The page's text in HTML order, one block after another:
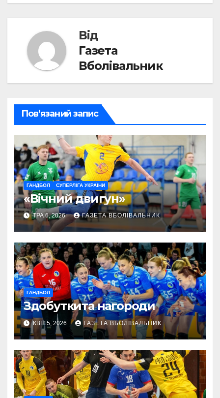
Від
Газета
Вболівальник
Пов’язаний запис
ГАНДБОЛ СУПЕРЛІГА УКРАЇНИ
«Вічний двигун»
ТРА 6, 2026 ГАЗЕТА ВБОЛІВАЛЬНИК
ГАНДБОЛ
Здобуткита нагороди
КВІ 15, 2026 ГАЗЕТА ВБОЛІВАЛЬНИК